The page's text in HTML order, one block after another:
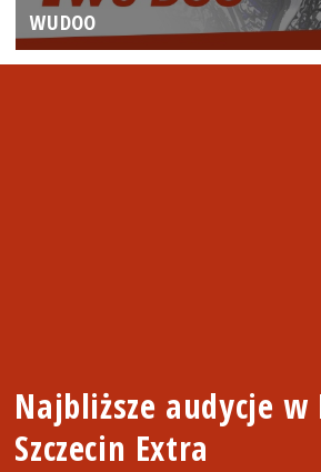
WUDOO
Najbliższe audycje w
Szczecin Extra